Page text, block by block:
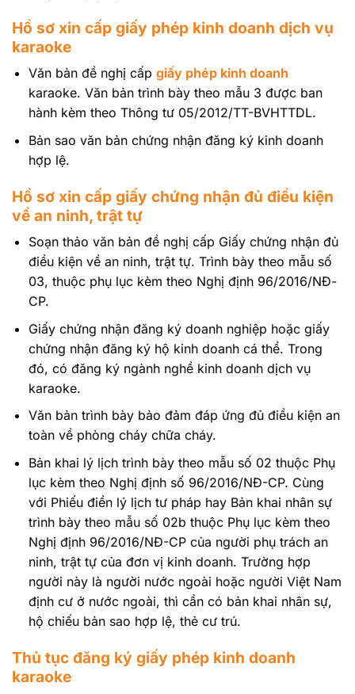
Hồ sơ xin cấp giấy phép kinh doanh dịch vụ
karaoke
Văn bản đề nghị cấp giấy phép kinh doanh
karaoke. Văn bản trình bày theo mẫu 3 được ban
hành kèm theo Thông tư 05/2012/TT-BVHTTDL.
Bản sao văn bản chứng nhận đăng ký kinh doanh
hợp lệ.
Hồ sơ xin cấp giấy chứng nhận đủ điều kiện
về an ninh, trật tự
Soạn thảo văn bản đề nghị cấp Giấy chứng nhận đủ
điều kiện về an ninh, trật tự. Trình bày theo mẫu số
03, thuộc phụ lục kèm theo Nghị định 96/2016/NĐ-
CP.
Giấy chứng nhận đăng ký doanh nghiệp hoặc giấy
chứng nhận đăng ký hộ kinh doanh cá thể. Trong
đó, có đăng ký ngành nghề kinh doanh dịch vụ
karaoke.
Văn bản trình bày bảo đảm đáp ứng đủ điều kiện an
toàn về phòng cháy chữa cháy.
Bản khai lý lịch trình bày theo mẫu số 02 thuộc Phụ
lục kèm theo Nghị định số 96/2016/NĐ-CP. Cùng
với Phiếu điền lý lịch tư pháp hay Bản khai nhân sự
trình bày theo mẫu số 02b thuộc Phụ lục kèm theo
Nghị định 96/2016/NĐ-CP của người phụ trách an
ninh, trật tự của đơn vị kinh doanh. Trường hợp
người này là người nước ngoài hoặc người Việt Nam
định cư ở nước ngoài, thì cần có bản khai nhân sự,
hộ chiếu bản sao hợp lệ, thẻ cư trú.
Thủ tục đăng ký giấy phép kinh doanh
karaoke